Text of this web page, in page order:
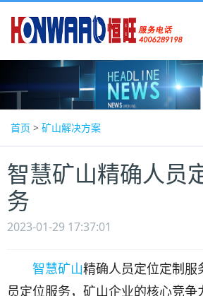
首页 > 矿山解决方案
智慧矿山精确人员
务
2023-01-29 17:37:01
智慧矿山精确人员定位定制服
员定位服务，矿山企业的核心竞争